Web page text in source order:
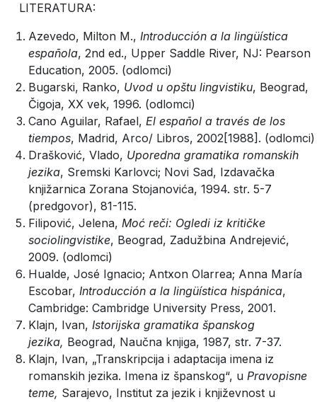
LITERATURA:
Azevedo, Milton M., Introducción a la lingüística
española, 2nd ed., Upper Saddle River, NJ: Pearson
Education, 2005. (odlomci)
Bugarski, Ranko, Uvod u opštu lingvistiku, Beograd,
Čigoja, XX vek, 1996. (odlomci)
Cano Aguilar, Rafael, El español a través de los
tiempos, Madrid, Arco/ Libros, 2002[1988]. (odlomci)
Drašković, Vlado, Uporedna gramatika romanskih
jezika, Sremski Karlovci; Novi Sad, Izdavačka
knjižarnica Zorana Stojanovića, 1994. str. 5-7
(predgovor), 81-115.
Filipović, Jelena, Moć reči: Ogledi iz kritičke
sociolingvistike, Beograd, Zadužbina Andrejević,
2009. (odlomci)
Hualde, José Ignacio; Antxon Olarrea; Anna María
Escobar, Introducción a la lingüística hispánica,
Cambridge: Cambridge University Press, 2001.
Klajn, Ivan, Istorijska gramatika španskog
jezika, Beograd, Naučna knjiga, 1987, str. 7-37.
Klajn, Ivan, „Transkripcija i adaptacija imena iz
romanskih jezika. Imena iz španskog“, u Pravopisne
teme, Sarajevo, Institut za jezik i književnost u